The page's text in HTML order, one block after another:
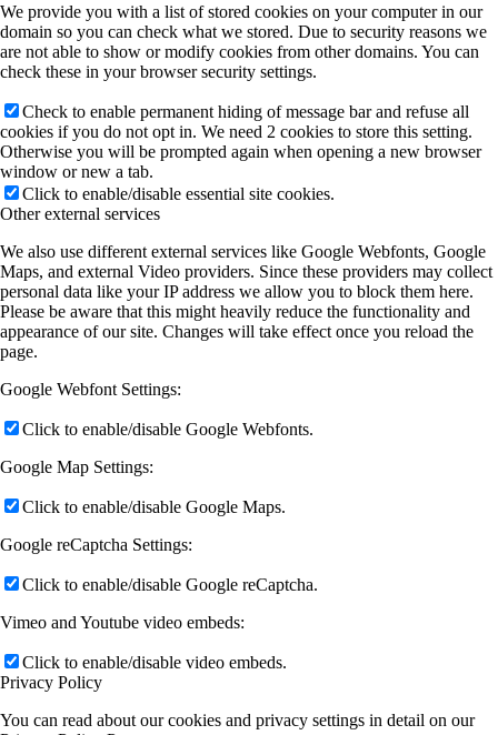
We provide you with a list of stored cookies on your computer in our
domain so you can check what we stored. Due to security reasons we
are not able to show or modify cookies from other domains. You can
check these in your browser security settings.
Check to enable permanent hiding of message bar and refuse all
cookies if you do not opt in. We need 2 cookies to store this setting.
Otherwise you will be prompted again when opening a new browser
window or new a tab.
Click to enable/disable essential site cookies.
Other external services
We also use different external services like Google Webfonts, Google
Maps, and external Video providers. Since these providers may collect
personal data like your IP address we allow you to block them here.
Please be aware that this might heavily reduce the functionality and
appearance of our site. Changes will take effect once you reload the
page.
Google Webfont Settings:
Click to enable/disable Google Webfonts.
Google Map Settings:
Click to enable/disable Google Maps.
Google reCaptcha Settings:
Click to enable/disable Google reCaptcha.
Vimeo and Youtube video embeds:
Click to enable/disable video embeds.
Privacy Policy
You can read about our cookies and privacy settings in detail on our